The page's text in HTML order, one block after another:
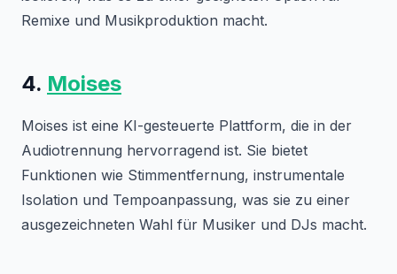
Remixe und Musikproduktion macht.
4. Moises
Moises ist eine KI-gesteuerte Plattform, die in der
Audiotrennung hervorragend ist. Sie bietet
Funktionen wie Stimmentfernung, instrumentale
Isolation und Tempoanpassung, was sie zu einer
ausgezeichneten Wahl für Musiker und DJs macht.